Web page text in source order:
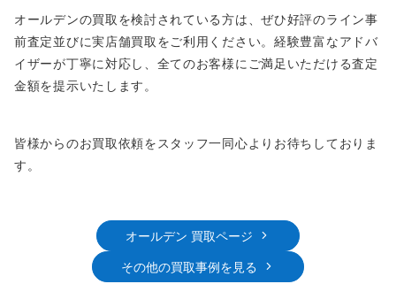
オールデンの買取を検討されている方は、ぜひ好評のライン事
前査定並びに実店舗買取をご利用ください。経験豊富なアドバ
イザーが丁寧に対応し、全てのお客様にご満足いただける査定
金額を提示いたします。
皆様からのお買取依頼をスタッフ一同心よりお待ちしておりま
す。
オールデン 買取ページ
その他の買取事例を見る